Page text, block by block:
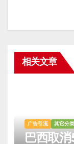
相关文章
广告引流 其它分类
巴西取